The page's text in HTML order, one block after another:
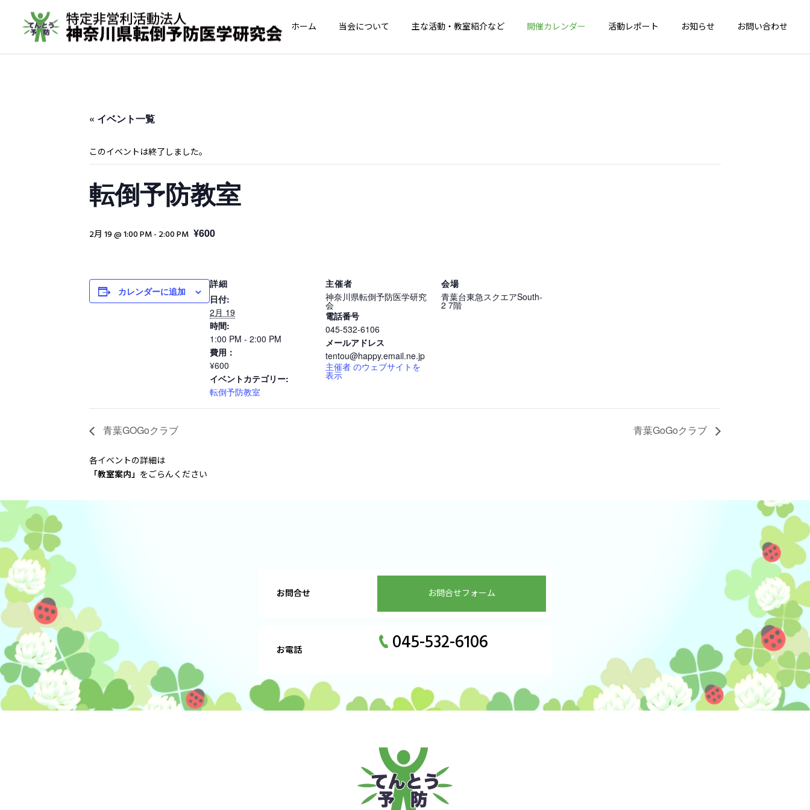
ホーム 当会について 主な活動・教室紹介など 開催カレンダー 活動レポート お知らせ お問い合わせ
その他の活動
転倒予防活動の歩み（メデ
年間活動報告
2023年間活動報告
« イベント一覧
このイベントは終了しました。
転倒予防教室
2月 19 @ 1:00 PM - 2:00 PM ¥600
カレンダーに追加
詳細
日付:
2月 19
時間:
1:00 PM - 2:00 PM
費用：
¥600
イベントカテゴリー:
転倒予防教室
主催者
神奈川県転倒予防医学研究
会
電話番号
045-532-6106
メールアドレス
tentou@happy.email.ne.jp
主催者 のウェブサイトを
表示
会場
青葉台東急スクエアSouth-
2 7階
青葉GOGoクラブ 青葉GoGoクラブ
各イベントの詳細は
「教室案内」 をごらんください
お問合せ お問合せフォーム
お電話 045-532-6106